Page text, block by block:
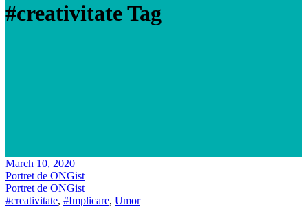
#creativitate Tag
March 10, 2020
Portret de ONGist
Portret de ONGist
#creativitate, #Implicare, Umor